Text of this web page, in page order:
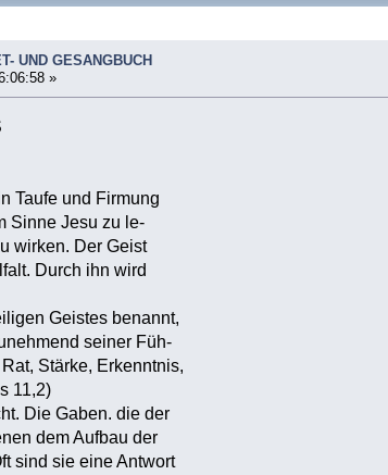
UND GESANGBUCH
»
Taufe und Firmung
Sinne Jesu zu le-
wirken. Der Geist
Durch ihn wird
Geistes benannt,
seiner Füh-
Stärke, Erkenntnis,
11,2)
Die Gaben. die der
dem Aufbau der
sind sie eine Antwort